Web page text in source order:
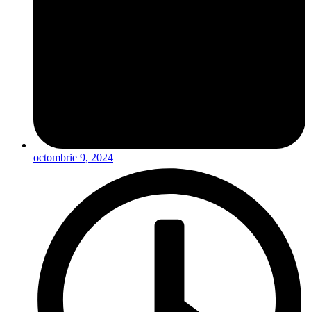
octombrie 9, 2024